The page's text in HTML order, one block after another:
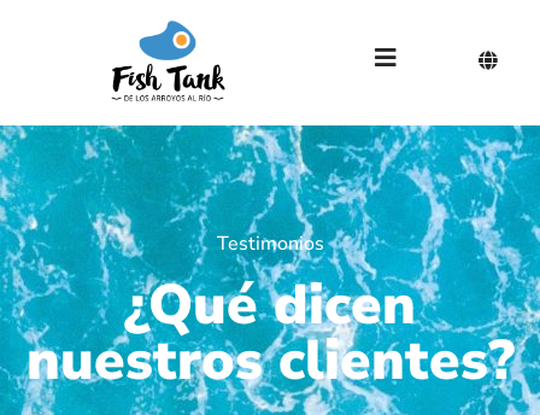
Testimonios
¿Qué dicen
nuestros clientes?